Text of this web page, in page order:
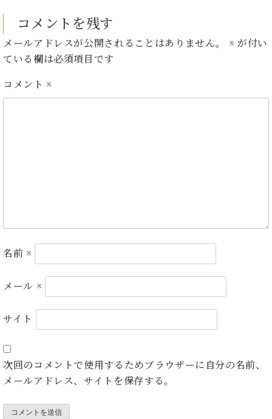
コ
サ
ー
ア
ッ
ベ
ヒ
タ
ン
ン
ス
ッ
室
楽
ご
拶
展
情
報
状況
画
サ
ス
音
教
コメントを残す
メールアドレスが公開されることはありません。 ※ が付い
ている欄は必須項目です
コメント ※
名前 ※
メール ※
サイト
次回のコメントで使用するためブラウザーに自分の名前、
メールアドレス、サイトを保存する。